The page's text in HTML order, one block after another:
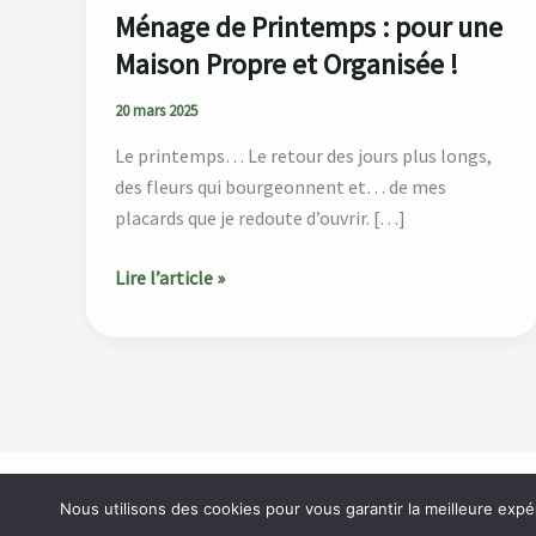
Ménage de Printemps : pour une
Maison Propre et Organisée !
20 mars 2025
Le printemps… Le retour des jours plus longs,
des fleurs qui bourgeonnent et… de mes
placards que je redoute d’ouvrir. […]
Lire l’article »
Accueil À propos Blog Contact
Nous utilisons des cookies pour vous garantir la meilleure